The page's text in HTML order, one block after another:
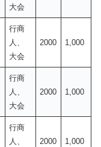
大会
行商
人、
大会
2000 1,000
行商
人、
大会
2000 1,000
行商
人、
2000 1,000